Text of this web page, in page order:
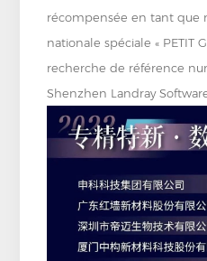
récompensée en tant que
nationale spéciale « PETIT
recherche de référence
Shenzhen Landray Software